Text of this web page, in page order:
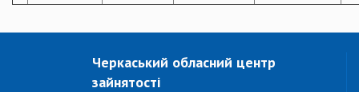
Черкаський обласний центр
зайнятості